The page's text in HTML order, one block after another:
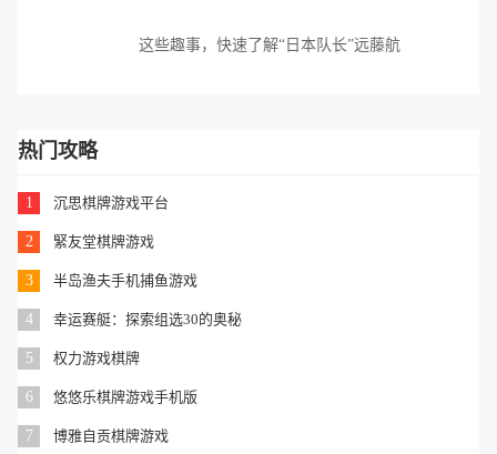
这些趣事，快速了解“日本队长”远藤航
热门攻略
1 沉思棋牌游戏平台
2 緊友堂棋牌游戏
3 半岛渔夫手机捕鱼游戏
4 幸运赛艇：探索组选30的奥秘
5 权力游戏棋牌
6 悠悠乐棋牌游戏手机版
7 博雅自贡棋牌游戏